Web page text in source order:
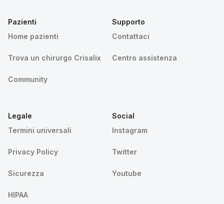
Pazienti
Home pazienti
Trova un chirurgo Crisalix
Community
Supporto
Contattaci
Centro assistenza
Legale
Termini universali
Privacy Policy
Sicurezza
HIPAA
Social
Instagram
Twitter
Youtube